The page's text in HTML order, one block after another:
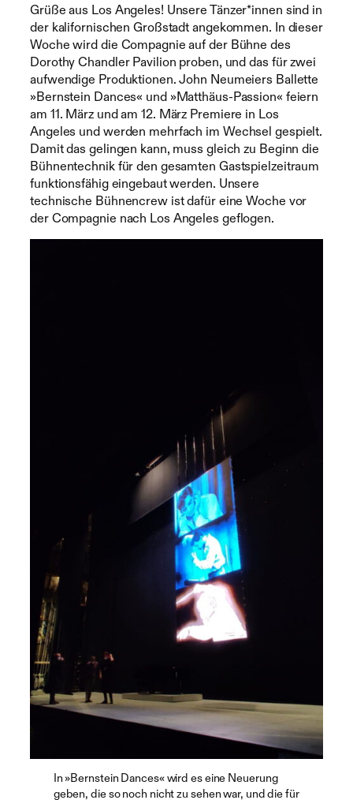
Grüße aus Los Angeles! Unsere Tänzer*innen sind in
der kalifornischen Großstadt angekommen. In dieser
Woche wird die Compagnie auf der Bühne des
Dorothy Chandler Pavilion proben, und das für zwei
aufwendige Produktionen. John Neumeiers Ballette
»Bernstein Dances« und »Matthäus-Passion« feiern
am 11. März und am 12. März Premiere in Los
Angeles und werden mehrfach im Wechsel gespielt.
Damit das gelingen kann, muss gleich zu Beginn die
Bühnentechnik für den gesamten Gastspielzeitraum
funktionsfähig eingebaut werden. Unsere
technische Bühnencrew ist dafür eine Woche vor
der Compagnie nach Los Angeles geflogen.
In »Bernstein Dances« wird es eine Neuerung
geben, die so noch nicht zu sehen war, und die für